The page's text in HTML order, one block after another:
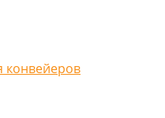
конвейеров